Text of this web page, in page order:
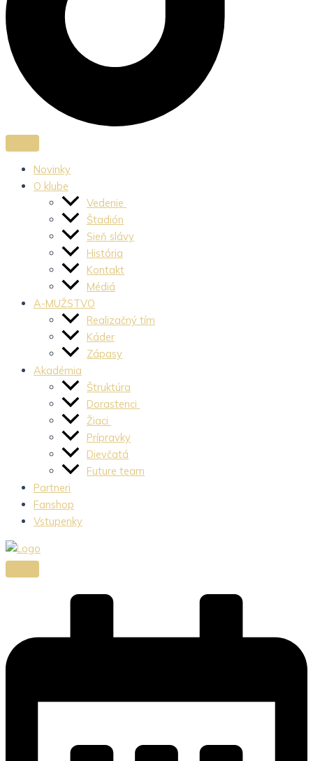
Novinky
O klube
Vedenie
Štadión
Sieň slávy
História
Kontakt
Médiá
A-MUŽSTVO
Realizačný tím
Káder
Zápasy
Akadémia
Štruktúra
Dorastenci
Žiaci
Prípravky
Dievčatá
Future team
Partneri
Fanshop
Vstupenky